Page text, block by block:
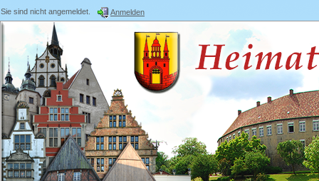
Sie sind nicht angemeldet. Anmelden